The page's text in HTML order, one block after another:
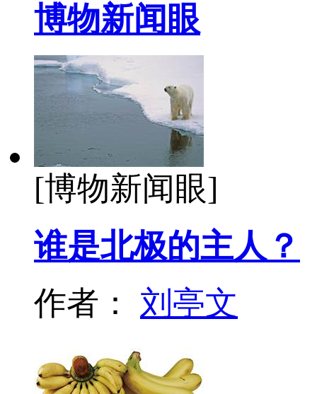
博物新闻眼
[博物新闻眼]
谁是北极的主人？
作者： 刘亭文